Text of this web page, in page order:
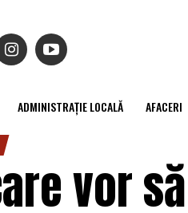
ADMINISTRAȚIE LOCALĂ AFACERI
vor